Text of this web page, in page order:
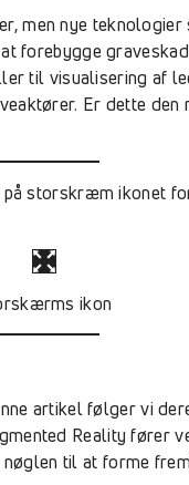
nye
forebygge
til visualisering af
Er dette
storskræm ikonet
ikon
artikel følger vi
Reality
til at forme